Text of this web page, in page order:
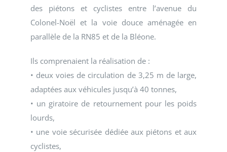
des piétons et cyclistes entre l’avenue du
Colonel-Noël et la voie douce aménagée en
parallèle de la RN85 et de la Bléone.
Ils comprenaient la réalisation de :
• deux voies de circulation de 3,25 m de large,
adaptées aux véhicules jusqu’à 40 tonnes,
• un giratoire de retournement pour les poids
lourds,
• une voie sécurisée dédiée aux piétons et aux
cyclistes,